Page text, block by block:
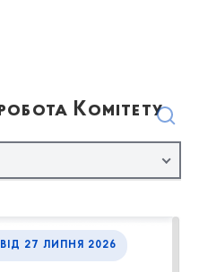
Комітету
ВІД 27 ЛИПНЯ 2026